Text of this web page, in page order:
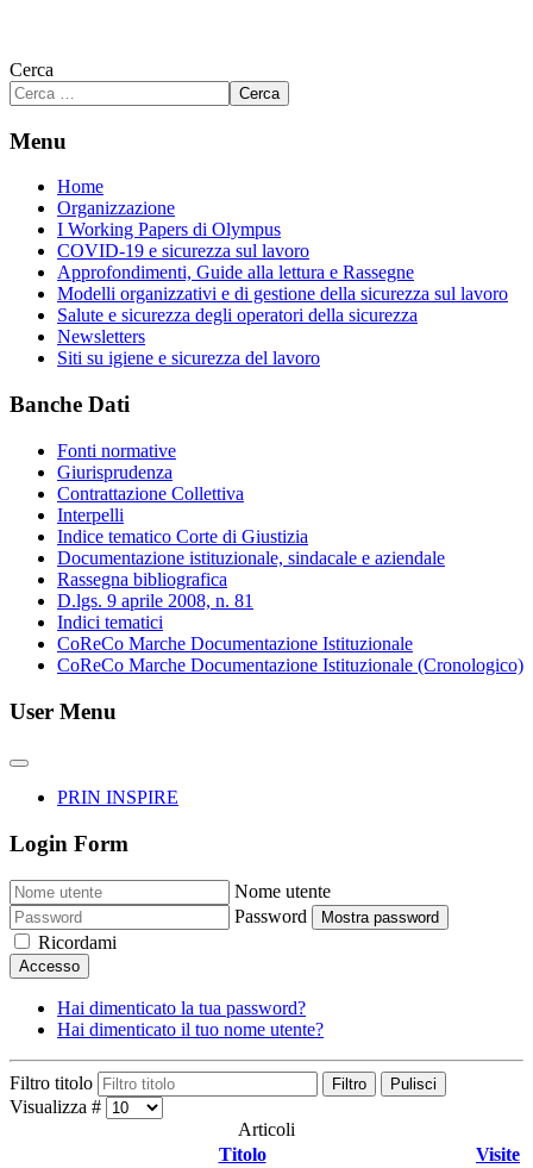
Cerca
Cerca
Menu
Home
Organizzazione
I Working Papers di Olympus
COVID-19 e sicurezza sul lavoro
Approfondimenti, Guide alla lettura e Rassegne
Modelli organizzativi e di gestione della sicurezza sul lavoro
Salute e sicurezza degli operatori della sicurezza
Newsletters
Siti su igiene e sicurezza del lavoro
Banche Dati
Fonti normative
Giurisprudenza
Contrattazione Collettiva
Interpelli
Indice tematico Corte di Giustizia
Documentazione istituzionale, sindacale e aziendale
Rassegna bibliografica
D.lgs. 9 aprile 2008, n. 81
Indici tematici
CoReCo Marche Documentazione Istituzionale
CoReCo Marche Documentazione Istituzionale (Cronologico)
User Menu
PRIN INSPIRE
Login Form
Nome utente
Password
Mostra password
Ricordami
Accesso
Hai dimenticato la tua password?
Hai dimenticato il tuo nome utente?
Filtro titolo Filtro Pulisci
Visualizza #
Articoli
Titolo
Visite